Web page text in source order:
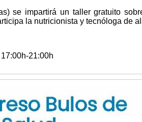
se impartirá un taller gratuito
la nutricionista y tecnóloga de
21:00h